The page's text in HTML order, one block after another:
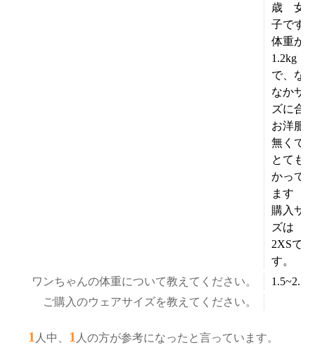
歳 女
子です
体重が
1.2kg
で、な
なかサ
ズに合
お洋服
無くて
とても
かって
ます
購入サ
ズは
2XSで
す。
ワンちゃんの体重について教えてください。
ご購入のウェアサイズを教えてください。
1 人中、 1 人の方が参考になったと言っています。